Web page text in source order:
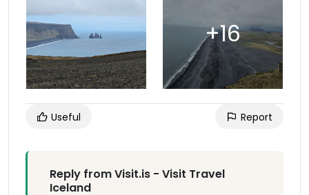
Useful Report
Reply from Visit.is - Visit Travel
Iceland